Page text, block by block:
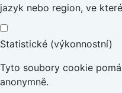
jazyk nebo region, ve
Statistické (výkonnostní)
Tyto soubory cookie
anonymně.